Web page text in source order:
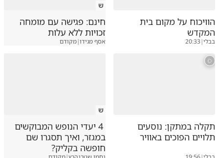
הוויכוח על מקום בית
המקדש
בבלי|
20:33
ש
חינם: פגישה עם מומחה
זכויות ללא עלות
אסף מגידו|מקודם
תקלה במתקן: נוסעים
תלויים הפוכים באוויר
ש
4 יעדי הנופש המבוקשים
במגזר, ואיך תסגרו שם
חופשה בקליק?